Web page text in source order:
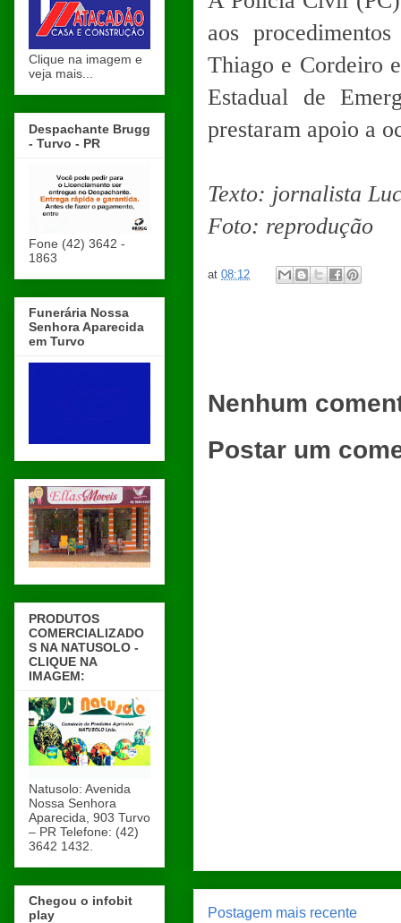
aos
Thiago e Cordeiro
Estadual de
prestaram apoio a
Texto: jornalista
Foto: reprodução
at 08:12
Nenhum
Postar um
Postagem mais recente
Clique na imagem e
veja mais...
Despachante Brugg
- Turvo - PR
Fone (42) 3642 -
1863
Funerária Nossa
Senhora Aparecida
em Turvo
PRODUTOS
COMERCIALIZADO
S NA NATUSOLO -
CLIQUE NA
IMAGEM:
Natusolo: Avenida
Nossa Senhora
Aparecida, 903 Turvo
– PR Telefone: (42)
3642 1432.
Chegou o infobit
play